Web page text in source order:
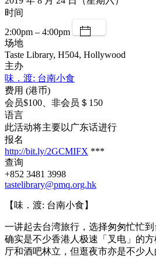
时间
2:00pm – 4:00pm
场地
Taste Library, H504, Hollywood
主办
味．渡: 台南小食
费用 (港币)
会员$100、非会员＄150
语言
此活动将主要以广东话进行
报名
http://bit.ly/2GCMIFX ***
查询
+852 3481 3998
tastelibrary@pmq.org.hk
【味．渡: 台南小食】
一讲起去台湾旅行，选择匆匆忙忙
确实是不少香港人极速「叉电」的
厅和酒吧林立，但逛夜市亦是不少人